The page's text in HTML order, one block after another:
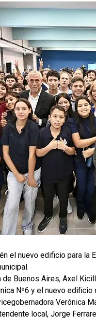
el nuevo edificio para
de Buenos Aires, Axel
Nº6 y el nuevo
Verónica
local, Jorge